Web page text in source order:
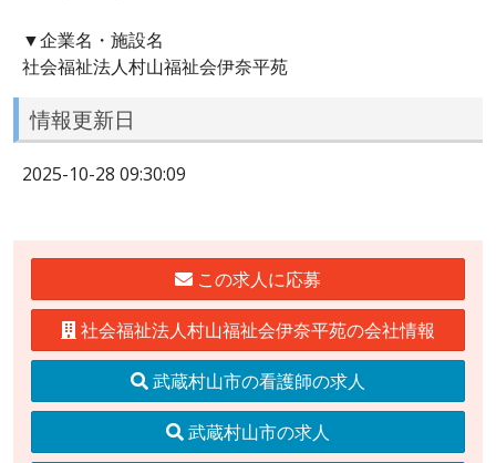
▼企業名・施設名
社会福祉法人村山福祉会伊奈平苑
情報更新日
2025-10-28 09:30:09
この求人に応募
社会福祉法人村山福祉会伊奈平苑の会社情報
武蔵村山市の看護師の求人
武蔵村山市の求人